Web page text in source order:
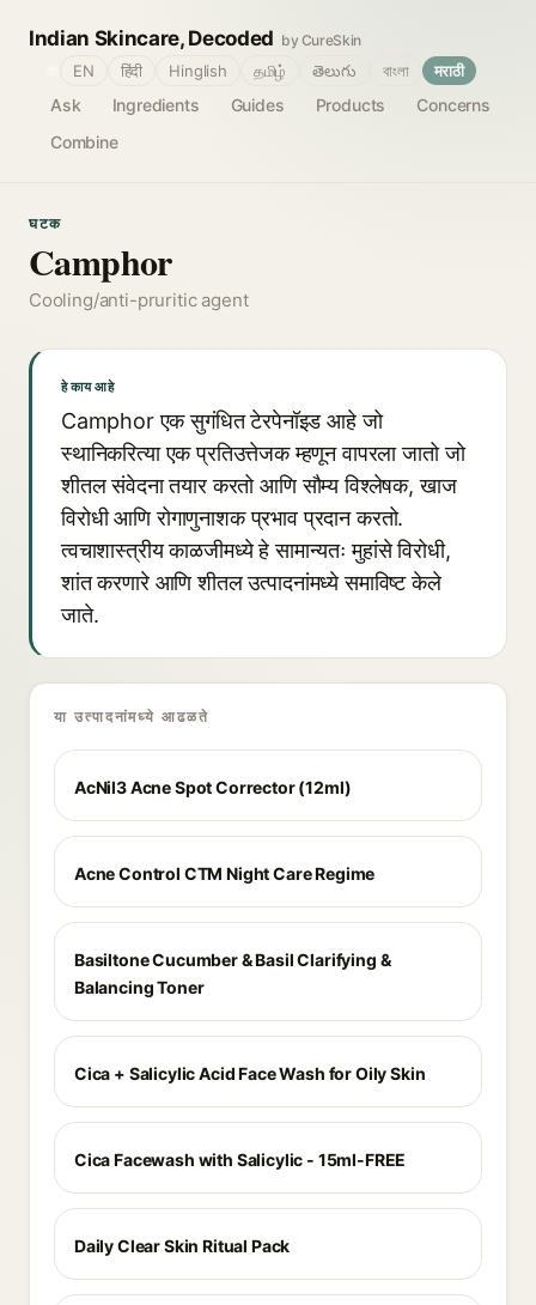
Indian Skincare, Decoded by CureSkin
Ask Ingredients Guides Products
Concerns
Combine
EN हिंदी Hinglish தமிழ் తెలుగు বাংলা मराठी
घटक
Camphor
Cooling/anti-pruritic agent
हे काय आहे
Camphor एक सुगंधित टेरपेनॉइड आहे जो
स्थानिकरित्या एक प्रतिउत्तेजक म्हणून वापरला जातो जो
शीतल संवेदना तयार करतो आणि सौम्य विश्लेषक, खाज
विरोधी आणि रोगाणुनाशक प्रभाव प्रदान करतो.
त्वचाशास्त्रीय काळजीमध्ये हे सामान्यतः मुहांसे विरोधी,
शांत करणारे आणि शीतल उत्पादनांमध्ये समाविष्ट केले
जाते.
या उत्पादनांमध्ये आढळते
AcNil3 Acne Spot Corrector (12ml)
Acne Control CTM Night Care Regime
Basiltone Cucumber & Basil Clarifying &
Balancing Toner
Cica + Salicylic Acid Face Wash for Oily Skin
Cica Facewash with Salicylic - 15ml-FREE
Daily Clear Skin Ritual Pack